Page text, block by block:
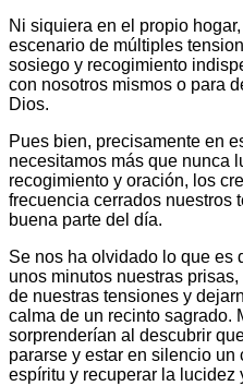
Ni siquiera en el propio
escenario de múltiples
sosiego y recogimiento
con nosotros mismos o para
Dios.
Pues bien, precisamente en
necesitamos más que nunca
recogimiento y oración, los
frecuencia cerrados nuestros
buena parte del día.
Se nos ha olvidado lo que es
unos minutos nuestras
de nuestras tensiones y
calma de un recinto sagrado.
sorprenderían al descubrir
pararse y estar en silencio un
espíritu y recuperar la lucidez